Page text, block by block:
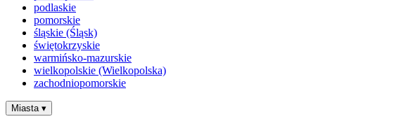
podlaskie
pomorskie
śląskie (Śląsk)
świętokrzyskie
warmińsko-mazurskie
wielkopolskie (Wielkopolska)
zachodniopomorskie
Miasta ▾